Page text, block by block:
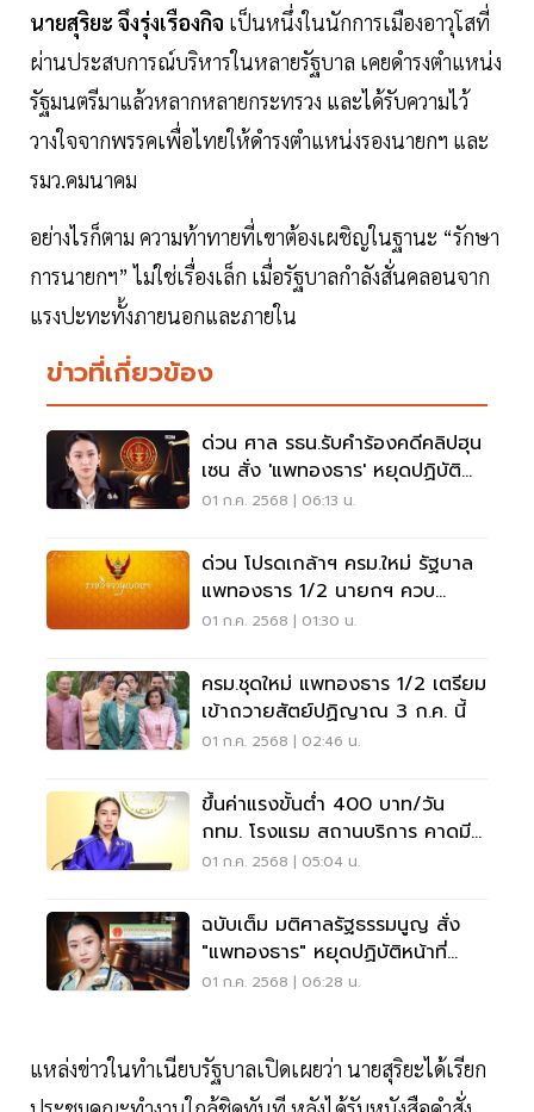
นายสุริยะ จึงรุ่งเรืองกิจ เป็นหนึ่งในนักการเมืองอาวุโสที่
ผ่านประสบการณ์บริหารในหลายรัฐบาล เคยดำรงตำแหน่ง
รัฐมนตรีมาแล้วหลากหลายกระทรวง และได้รับความไว้
วางใจจากพรรคเพื่อไทยให้ดำรงตำแหน่งรองนายกฯ และ
รมว.คมนาคม
อย่างไรก็ตาม ความท้าทายที่เขาต้องเผชิญในฐานะ “รักษา
การนายกฯ” ไม่ใช่เรื่องเล็ก เมื่อรัฐบาลกำลังสั่นคลอนจาก
แรงปะทะทั้งภายนอกและภายใน
ข่าวที่เกี่ยวข้อง
ด่วน ศาล รธน.รับคำร้องคดีคลิปฮุน
เซน สั่ง 'แพทองธาร' หยุดปฏิบัติ
หน้าที่นายกฯ
01 ก.ค. 2568 | 06:13 น.
ด่วน โปรดเกล้าฯ ครม.ใหม่ รัฐบาล
แพทองธาร 1/2 นายกฯ ควบ
รมว.วัฒนธรรม
01 ก.ค. 2568 | 01:30 น.
ครม.ชุดใหม่ แพทองธาร 1/2 เตรียม
เข้าถวายสัตย์ปฏิญาณ 3 ก.ค. นี้
01 ก.ค. 2568 | 02:46 น.
ขึ้นค่าแรงขั้นต่ำ 400 บาท/วัน
กทม. โรงแรม สถานบริการ คาดมี
ผลวันนี้
01 ก.ค. 2568 | 05:04 น.
ฉบับเต็ม มติศาลรัฐธรรมนูญ สั่ง
"แพทองธาร" หยุดปฏิบัติหน้าที่
นายกรัฐมนตรี
01 ก.ค. 2568 | 06:28 น.
แหล่งข่าวในทำเนียบรัฐบาลเปิดเผยว่า นายสุริยะได้เรียก